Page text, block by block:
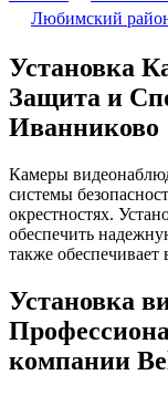
Любимский
Установка
Защита и
Иванниково
Камеры
системы
окрестностях.
обеспечить
также
Установка
компании